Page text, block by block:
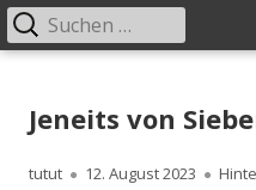
zum
Inhalt
Primäres
Suchen
nach:
Jeneits von
Autor
tutut
Veröffentlicht
12. August 2023